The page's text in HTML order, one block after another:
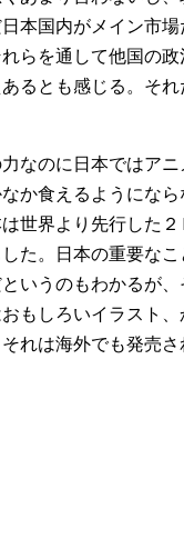
本国内がメイン市
らを通して他国の
るとも感じる。そ
なのに日本ではア
か食えるようにな
世界より先行した
た。日本の重要な
いうのもわかるが
もしろいイラスト
れは海外でも発売